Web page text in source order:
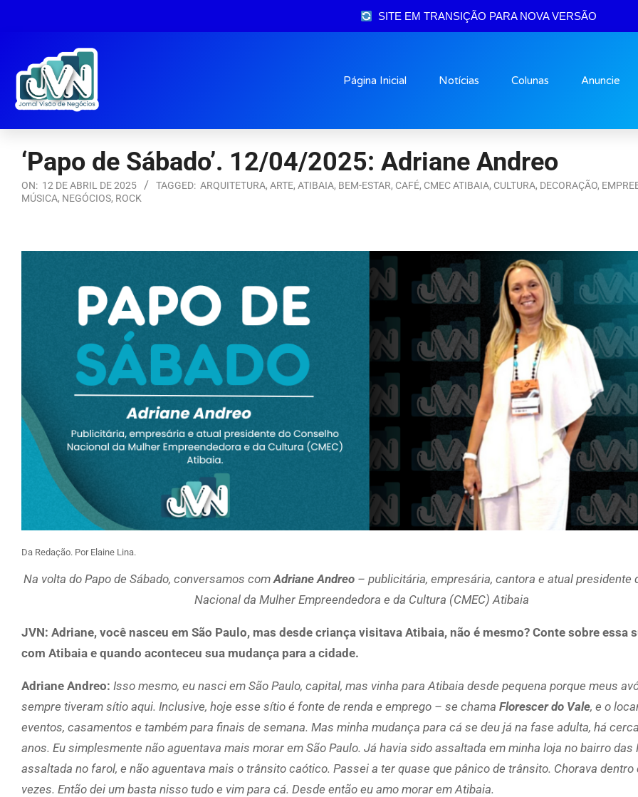
SITE EM TRANSIÇÃO PARA NOVA VERSÃO
Página Inicial Notícias Colunas Anuncie
‘Papo de Sábado’. 12/04/2025: Adriane Andreo
ON: 12 DE ABRIL DE 2025 TAGGED: ARQUITETURA, ARTE, ATIBAIA, BEM-ESTAR, CAFÉ, CMEC ATIBAIA, CULTURA, DECORAÇÃO,
MÚSICA, NEGÓCIOS, ROCK
Da Redação. Por Elaine Lina.
Na volta do Papo de Sábado, conversamos comAdriane Andreo – publicitária, empresária, cantora e atual presidente
Nacional da Mulher Empreendedora e da Cultura (CMEC) Atibaia
JVN: Adriane, você nasceu em São Paulo, mas desde criança visitava Atibaia, não é mesmo? Conte sobre essa
com Atibaia e quando aconteceu sua mudança para a cidade.
Adriane Andreo: Isso mesmo, eu nasci em São Paulo, capital, mas vinha para Atibaia desde pequena porque meus
sempre tiveram sítio aqui. Inclusive, hoje esse sítio é fonte de renda e emprego – se chama Florescer do Vale, e o
eventos, casamentos e também para finais de semana. Mas minha mudança para cá se deu já na fase adulta, há
anos. Eu simplesmente não aguentava mais morar em São Paulo. Já havia sido assaltada em minha loja no bairro das
assaltada no farol, e não aguentava mais o trânsito caótico. Passei a ter quase que pânico de trânsito. Chorava dentro
vezes. Então dei um basta nisso tudo e vim para cá. Desde então eu amo morar em Atibaia.